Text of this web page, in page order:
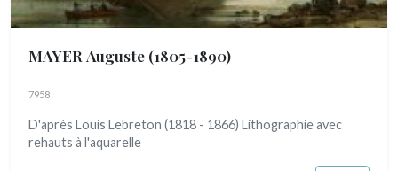
MAYER Auguste (1805-1890)
7958
D'après Louis Lebreton (1818 - 1866) Lithographie avec
rehauts à l'aquarelle